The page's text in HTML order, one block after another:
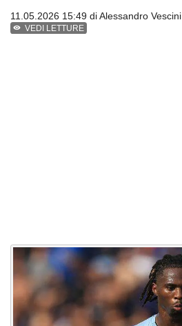
11.05.2026 15:49 diAlessandro Vescini
VEDI LETTURE